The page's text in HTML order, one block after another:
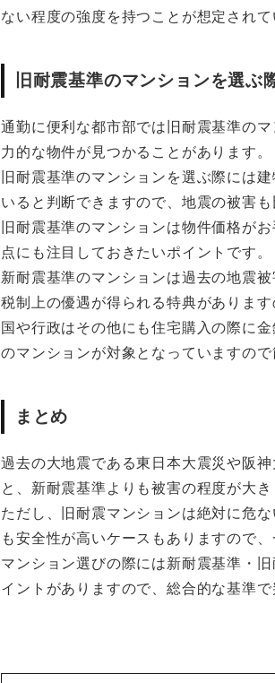
ない程度の強度を持つことが想定されて
旧耐震基準のマンションを選ぶ
通勤に便利な都市部では旧耐震基準の
力的な物件が見つかることがあります。
旧耐震基準のマンションを選ぶ際には
いると判断できますので、地震の被害も
旧耐震基準のマンションは物件価格が
点にも注目しておきたいポイントです。
新耐震基準のマンションは過去の地震
税制上の優遇が得られる特典があります
国や行政はその他にも住宅購入の際に
のマンションが対象となっていますので
まとめ
過去の大地震である東日本大震災や阪
と、新耐震基準よりも被害の程度が大
ただし、旧耐震マンションは絶対に危
も安全性が高いケースもありますので、
マンション選びの際には新耐震基準・
イントがありますので、総合的な基準